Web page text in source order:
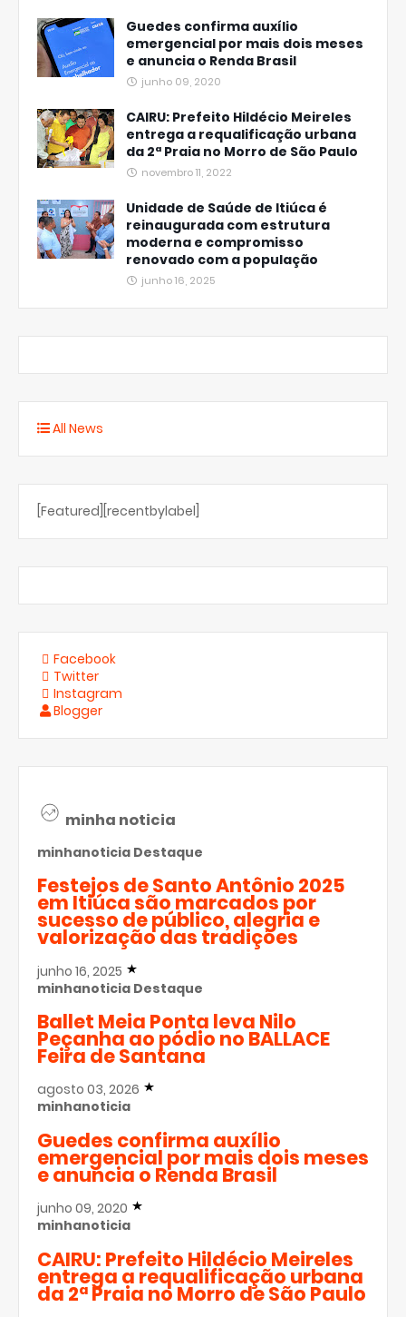
Guedes confirma auxílio
emergencial por mais dois meses
e anuncia o Renda Brasil
junho 09, 2020
CAIRU: Prefeito Hildécio Meireles
entrega a requalificação urbana
da 2ª Praia no Morro de São Paulo
novembro 11, 2022
Unidade de Saúde de Itiúca é
reinaugurada com estrutura
moderna e compromisso
renovado com a população
junho 16, 2025
All News
[Featured][recentbylabel]
Facebook
Twitter
Instagram
Blogger
minha noticia
minhanoticia Destaque
Festejos de Santo Antônio 2025
em Itiúca são marcados por
sucesso de público, alegria e
valorização das tradições
junho 16, 2025
minhanoticia Destaque
Ballet Meia Ponta leva Nilo
Peçanha ao pódio no BALLACE
Feira de Santana
agosto 03, 2026
minhanoticia
Guedes confirma auxílio
emergencial por mais dois meses
e anuncia o Renda Brasil
junho 09, 2020
minhanoticia
CAIRU: Prefeito Hildécio Meireles
entrega a requalificação urbana
da 2ª Praia no Morro de São Paulo